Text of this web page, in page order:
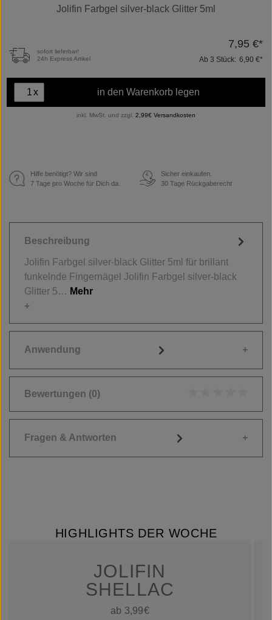
Jolifin Farbgel silver-black Glitter 5ml
sofort lieferbar!
24h Express Artikel
7,95 €*
Ab 3 Stück: 6,90 €*
x in den Warenkorb legen
inkl. MwSt. und zzgl. 2,99€ Versandkosten
Hilfe benötigt? Wir sind
7 Tage pro Woche für Dich da.
€
Sicher einkaufen.
30 Tage Rückgaberecht
Beschreibung
Jolifin Farbgel silver-black Glitter 5ml für brillant
funkelnde Fingernägel Jolifin Farbgel silver-black
Glitter 5… Mehr
Anwendung
Bewertungen (0)
Fragen & Antworten
HIGHLIGHTS DER WOCHE
JOLIFIN
SHELLAC
ab 3,99€